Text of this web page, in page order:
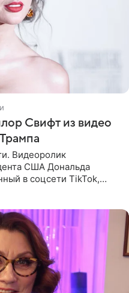
Свифт из видео
Видеоролик
США Дональда
в соцсети TikTok,